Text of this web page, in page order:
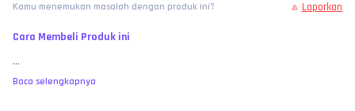
Kamu menemukan masalah dengan produk ini? Laporkan
Cara Membeli Produk ini
...
Baca selengkapnya